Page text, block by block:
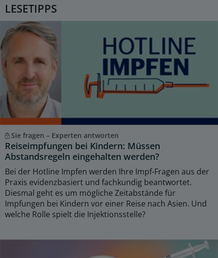
LESETIPPS
Sie fragen – Experten antworten
Reiseimpfungen bei Kindern: Müssen
Abstandsregeln eingehalten werden?
Bei der Hotline Impfen werden Ihre Impf-Fragen aus der
Praxis evidenzbasiert und fachkundig beantwortet.
Diesmal geht es um mögliche Zeitabstände für
Impfungen bei Kindern vor einer Reise nach Asien. Und
welche Rolle spielt die Injektionsstelle?